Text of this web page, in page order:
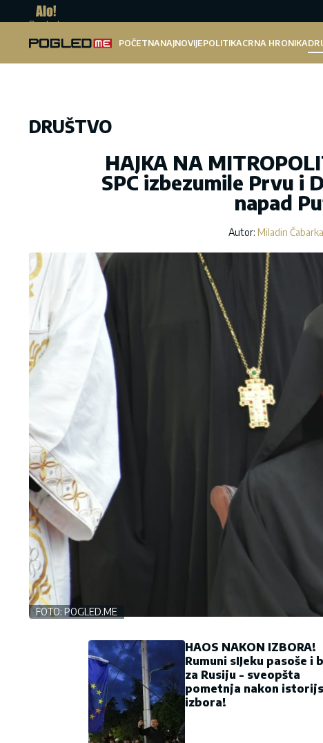
Pogled.me
POČETNANAJNOVIJEPOLITIKACRNA HRONIKA
DRUŠTVO
HAJKA NA
SPC izbezumile Prvu i
napad
Autor: Miladin
FOTO: POGLED.ME
HAOS NAKON IZBORA!
Rumuni sIJeku pasoše i
za Rusiju - sveopšta
pometnja nakon
izbora!